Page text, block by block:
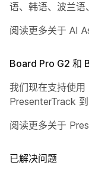
语、韩语、波兰语
阅读更多关于 AI
Board Pro G2 和
我们现在支持使
PresenterTrack
阅读更多关于
已解决问题